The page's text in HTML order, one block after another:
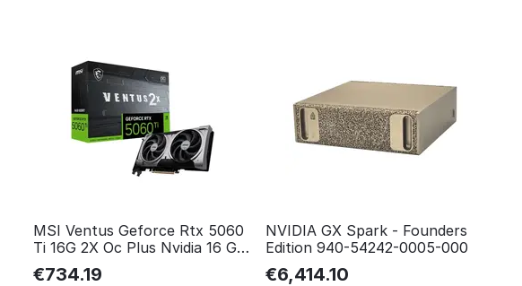
MSI Ventus Geforce Rtx 5060
Ti 16G 2X Oc Plus Nvidia 16 Gb
G506T-16V2CP
€734.19
NVIDIA GX Spark - Founders
Edition 940-54242-0005-000
€6,414.10